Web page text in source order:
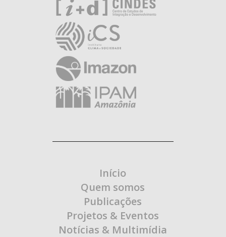
Início
Quem somos
Publicações
Projetos & Eventos
Notícias & Multimídia